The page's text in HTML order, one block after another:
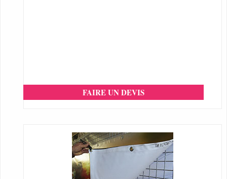
FAIRE UN DEVIS